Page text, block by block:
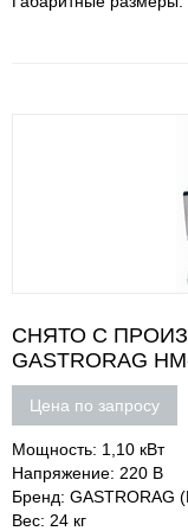
СНЯТО С
GASTRORAG
Цена по запросу
Мощность: 1,10 кВт
Напряжение: 220 В
Бренд: GASTRORAG
Вес: 24 кг